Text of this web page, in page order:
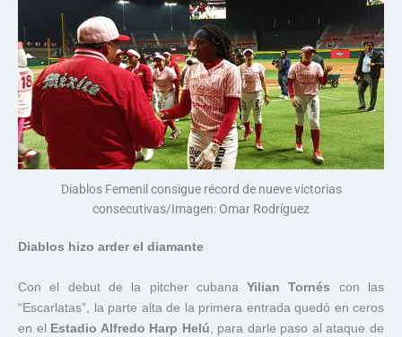
Diablos Femenil consigue récord de nueve victorias
consecutivas/Imagen: Omar Rodríguez
Diablos hizo arder el diamante
Con el debut de la pitcher cubanaYilian Tornés con las
“Escarlatas”, la parte alta de la primera entrada quedó en ceros
en el
Estadio Alfredo Harp Helú, para darle paso al ataque de